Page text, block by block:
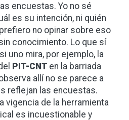
encuestas. Yo no sé
es su intención, ni quién
no opinar sobre eso
conocimiento. Lo que sí
uno mira, por ejemplo, la
PIT-CNT en la barriada
allí no se parece a
reflejan las encuestas.
vigencia de la herramienta
es incuestionable y